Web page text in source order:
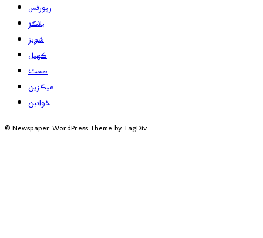
رپورٹس
بلاگز
شوبز
کھیل
صحت
میگزین
خواتین
© Newspaper WordPress Theme by TagDiv